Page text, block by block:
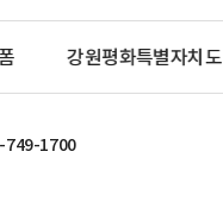
설
관
리
공
강원평화특별자치도
749-1700